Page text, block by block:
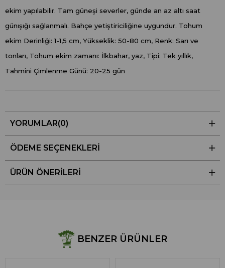
ekim yapılabilir. Tam güneşi severler, günde an az altı saat
günışığı sağlanmalı. Bahçe yetiştiriciliğine uygundur. Tohum
ekim Derinliği: 1-1,5 cm, Yükseklik: 50-80 cm, Renk: Sarı ve
tonları, Tohum ekim zamanı: İlkbahar, yaz, Tipi: Tek yıllık,
Tahmini Çimlenme Günü: 20-25 gün
YORUMLAR(0)
ÖDEME SEÇENEKLERI
ÜRÜN ÖNERILERI
BENZER ÜRÜNLER